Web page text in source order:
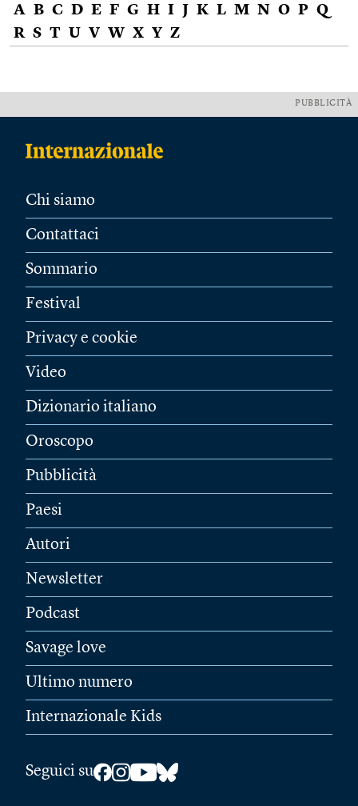
A B C D E F G H I J K L M N O P Q
R S T U V W X Y Z
PUBBLICITÀ
Chi siamo
Contattaci
Sommario
Festival
Privacy e cookie
Video
Dizionario italiano
Oroscopo
Pubblicità
Paesi
Autori
Newsletter
Podcast
Savage love
Ultimo numero
Internazionale Kids
Seguici su